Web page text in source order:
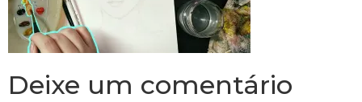
Deixe um comentário